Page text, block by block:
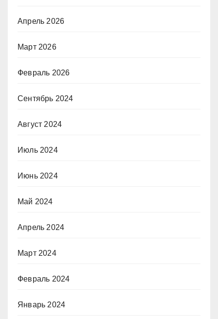
Апрель 2026
Март 2026
Февраль 2026
Сентябрь 2024
Август 2024
Июль 2024
Июнь 2024
Май 2024
Апрель 2024
Март 2024
Февраль 2024
Январь 2024